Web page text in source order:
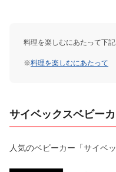
料理を楽しむにあたって下記
※料理を楽しむにあたって
サイベックスベビーカ
人気のベビーカー「サイベ